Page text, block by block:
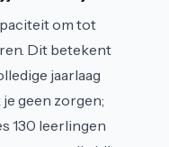
om tot
Dit betekent
jaarlaag
geen zorgen;
130 leerlingen